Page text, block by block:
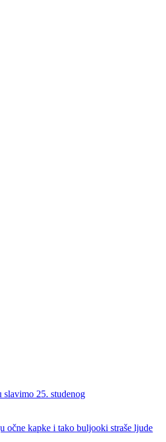
slavimo 25. studenog
očne kapke i tako buljooki straše ljude